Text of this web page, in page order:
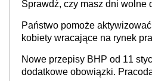
Sprawdź, czy masz dni wolne
Państwo pomoże
kobiety wracające na rynek
neuroatypowe. Powstanie
Inkluzywności w Zatrudnianiu?
Nowe przepisy BHP od 11
dodatkowe obowiązki.